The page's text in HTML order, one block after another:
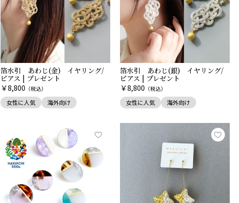
箔水引 あわじ(金) イヤリング/
ピアス | プレゼント
￥8,800 （税込）
女性に人気 海外向け
箔水引 あわじ(銀) イヤリング/
ピアス | プレゼント
￥8,800 （税込）
女性に人気 海外向け